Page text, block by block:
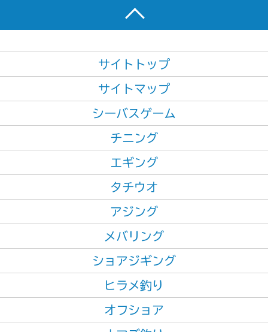
サイトトップ
サイトマップ
シーバスゲーム
チニング
エギング
タチウオ
アジング
メバリング
ショアジギング
ヒラメ釣り
オフショア